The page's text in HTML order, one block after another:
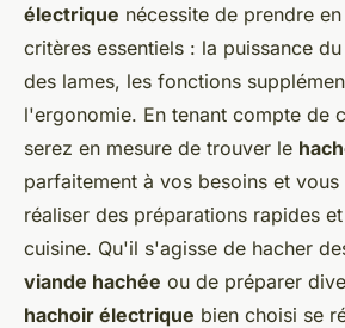
électrique nécessite de prendre
critères essentiels : la puissance
des lames, les fonctions
l'ergonomie. En tenant compte de
serez en mesure de trouver le
parfaitement à vos besoins et
réaliser des préparations rapides
cuisine. Qu'il s'agisse de hacher
viande hachée ou de préparer
hachoir électrique bien choisi se